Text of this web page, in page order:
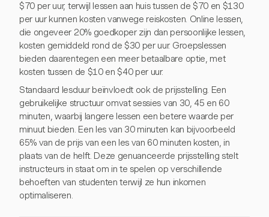
$70 per uur, terwijl lessen aan huis tussen de $70 en $130
per uur kunnen kosten vanwege reiskosten. Online lessen,
die ongeveer 20% goedkoper zijn dan persoonlijke lessen,
kosten gemiddeld rond de $30 per uur. Groepslessen
bieden daarentegen een meer betaalbare optie, met
kosten tussen de $10 en $40 per uur.
Standaard lesduur beïnvloedt ook de prijsstelling. Een
gebruikelijke structuur omvat sessies van 30, 45 en 60
minuten, waarbij langere lessen een betere waarde per
minuut bieden. Een les van 30 minuten kan bijvoorbeeld
65% van de prijs van een les van 60 minuten kosten, in
plaats van de helft. Deze genuanceerde prijsstelling stelt
instructeurs in staat om in te spelen op verschillende
behoeften van studenten terwijl ze hun inkomen
optimaliseren.